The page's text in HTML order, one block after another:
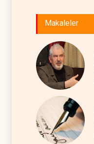
Makaleler